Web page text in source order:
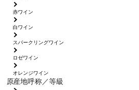
赤ワイン
白ワイン
スパークリングワイン
ロゼワイン
オレンジワイン
原産地呼称／等級